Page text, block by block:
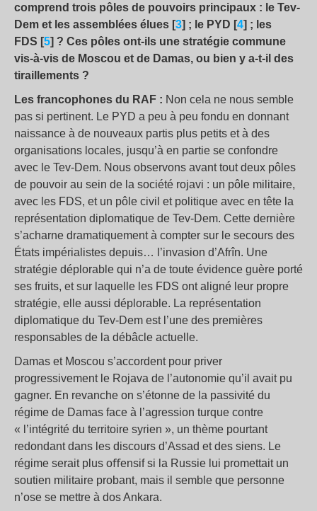
comprend trois pôles de pouvoirs principaux : le Tev-
Dem et les assemblées élues [3] ; le PYD [4] ; les
FDS [5] ? Ces pôles ont-ils une stratégie commune
vis-à-vis de Moscou et de Damas, ou bien y a-t-il des
tiraillements ?
Les francophones du RAF : Non cela ne nous semble
pas si pertinent. Le PYD a peu à peu fondu en donnant
naissance à de nouveaux partis plus petits et à des
organisations locales, jusqu’à en partie se confondre
avec le Tev-Dem. Nous observons avant tout deux pôles
de pouvoir au sein de la société rojavi : un pôle militaire,
avec les FDS, et un pôle civil et politique avec en tête la
représentation diplomatique de Tev-Dem. Cette dernière
s’acharne dramatiquement à compter sur le secours des
États impérialistes depuis… l’invasion d’Afrîn. Une
stratégie déplorable qui n’a de toute évidence guère porté
ses fruits, et sur laquelle les FDS ont aligné leur propre
stratégie, elle aussi déplorable. La représentation
diplomatique du Tev-Dem est l’une des premières
responsables de la débâcle actuelle.
Damas et Moscou s’accordent pour priver
progressivement le Rojava de l’autonomie qu’il avait pu
gagner. En revanche on s’étonne de la passivité du
régime de Damas face à l’agression turque contre
« l’intégrité du territoire syrien », un thème pourtant
redondant dans les discours d’Assad et des siens. Le
régime serait plus oﬀensif si la Russie lui promettait un
soutien militaire probant, mais il semble que personne
n’ose se mettre à dos Ankara.